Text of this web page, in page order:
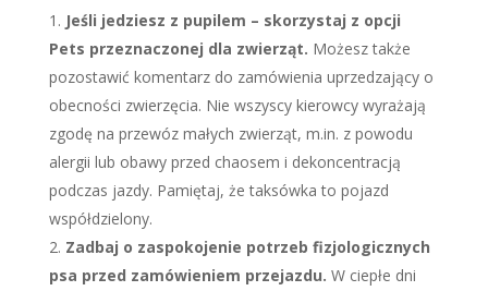
Jeśli jedziesz z pupilem – skorzystaj z opcji
Pets przeznaczonej dla zwierząt. Możesz także
pozostawić komentarz do zamówienia uprzedzający o
obecności zwierzęcia. Nie wszyscy kierowcy wyrażają
zgodę na przewóz małych zwierząt, m.in. z powodu
alergii lub obawy przed chaosem i dekoncentracją
podczas jazdy. Pamiętaj, że taksówka to pojazd
współdzielony.
Zadbaj o zaspokojenie potrzeb fizjologicznych
psa przed zamówieniem przejazdu. W ciepłe dni